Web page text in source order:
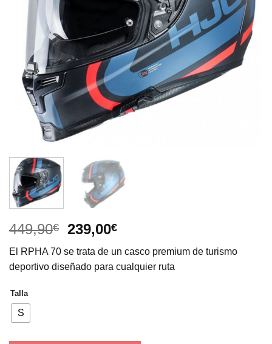
449,90€
El
original
era:
239,00€El
actual
es:
El RPHA 70 se trata de un casco premium de turismo
deportivo diseñado para cualquier ruta
Talla
S